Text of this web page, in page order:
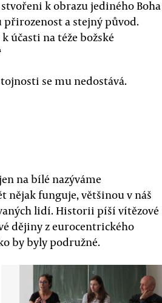
k obrazu jediného Boha
a stejný původ.
účasti na téže božské
se mu nedostává.
na bílé nazýváme
nějak funguje, většinou v náš
lidí. Historii píší vítězové
dějiny z eurocentrického
by byly podružné.